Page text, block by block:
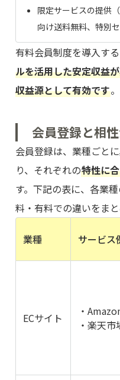
限定サービスの提供
向け送料無料、特別セ
有料会員制度を導入す
ルを活用した安定収益
収益源として有効です。
会員登録と相
会員登録は、業種ごと
り、それぞれの特性に
す。下記の表に、各業
料・有料での違いをまと
業種 サービス
ECサイト
・
・楽天市